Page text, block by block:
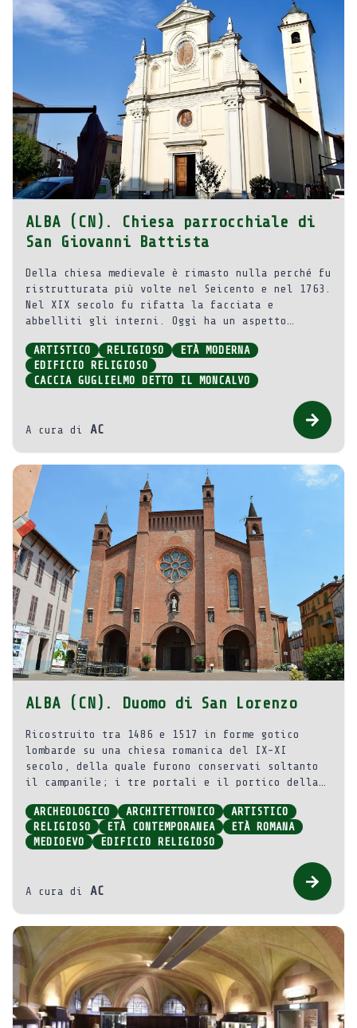
ALBA (CN). Chiesa parrocchiale di
San Giovanni Battista
Della chiesa medievale è rimasto nulla perché fu
ristrutturata più volte nel Seicento e nel 1763.
Nel XIX secolo fu rifatta la facciata e
abbelliti gli interni. Oggi ha un aspetto
ARTISTICO
RELIGIOSO
ETÀ MODERNA
EDIFICIO RELIGIOSO
CACCIA GUGLIELMO DETTO IL MONCALVO
A cura di AC
ALBA (CN). Duomo di San Lorenzo
Ricostruito tra 1486 e 1517 in forme gotico
lombarde su una chiesa romanica del IX-XI
secolo, della quale furono conservati soltanto
il campanile; i tre portali e il portico della
stile neogotico; dal 1871, fu affrescato
internamente.
ARCHEOLOGICO ARCHITETTONICO
ARTISTICO
RELIGIOSO
ETÀ CONTEMPORANEA
ETÀ ROMANA
MEDIOEVO
EDIFICIO RELIGIOSO
A cura di AC